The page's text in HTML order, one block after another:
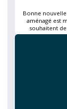
Bonne nouvelle
aménagé est
souhaitent